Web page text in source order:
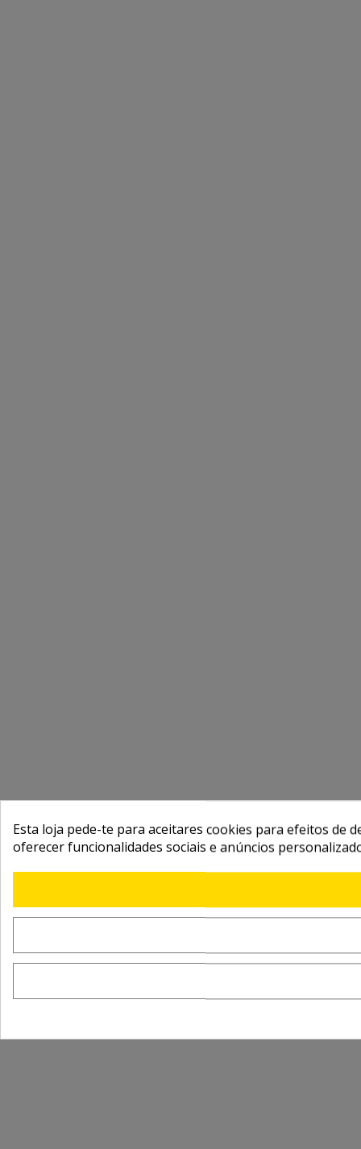
Esta loja pede-te para aceitares cookies para efeitos de
oferecer funcionalidades sociais e anúncios